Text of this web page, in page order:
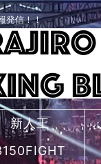
発信！！
新人王